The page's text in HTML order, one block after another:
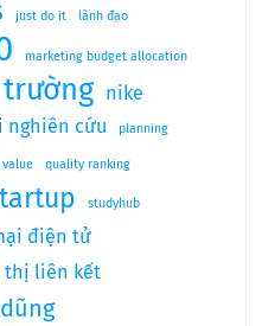
just do it lãnh đạo
marketing budget allocation
nike
nghiên cứu planning
quality ranking
studyhub
điện tử
thị liên kết